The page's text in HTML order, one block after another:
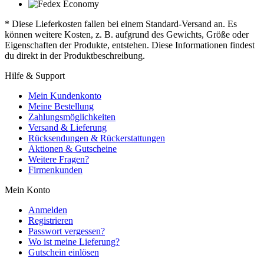
* Diese Lieferkosten fallen bei einem Standard-Versand an. Es
können weitere Kosten, z. B. aufgrund des Gewichts, Größe oder
Eigenschaften der Produkte, entstehen. Diese Informationen findest
du direkt in der Produktbeschreibung.
Hilfe & Support
Mein Kundenkonto
Meine Bestellung
Zahlungsmöglichkeiten
Versand & Lieferung
Rücksendungen & Rückerstattungen
Aktionen & Gutscheine
Weitere Fragen?
Firmenkunden
Mein Konto
Anmelden
Registrieren
Passwort vergessen?
Wo ist meine Lieferung?
Gutschein einlösen